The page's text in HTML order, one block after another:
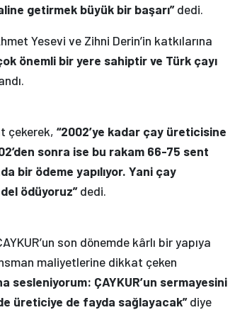
getirmek büyük bir başarı”dedi.
Yesevi ve Zihni Derin’in katkılarına
önemli bir yere sahiptir ve Türk çayı
çekerek, “2002’ye kadar çay üreticisine
sonra ise bu rakam 66-75 sent
bir ödeme yapılıyor. Yani çay
ödüyoruz”dedi.
son dönemde kârlı bir yapıya
maliyetlerine dikkat çeken
sesleniyorum: ÇAYKUR’un sermayesini
üreticiye de fayda sağlayacak”diye